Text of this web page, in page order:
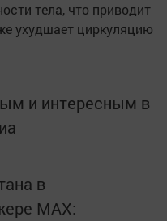
тела, что приводит
ухудшает циркуляцию
и интересным в
в
MАХ: